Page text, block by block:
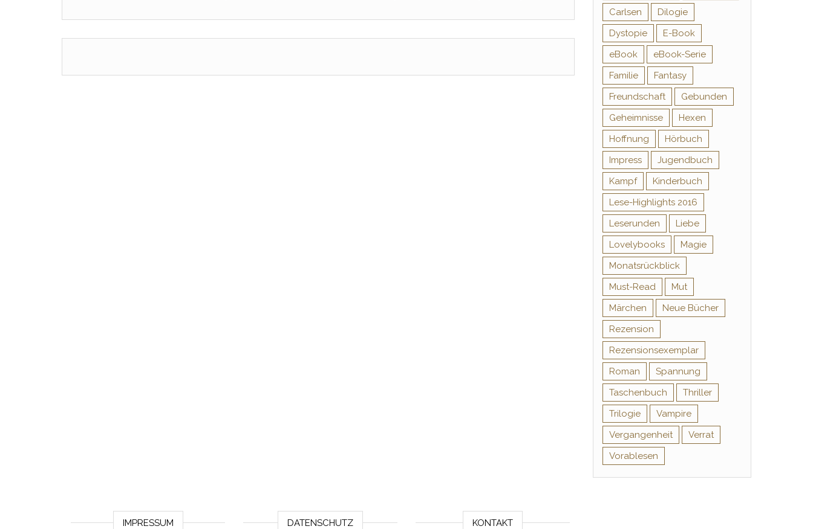
Carlsen
Dilogie
Dystopie
E-Book
eBook
eBook-Serie
Familie
Fantasy
Freundschaft
Gebunden
Geheimnisse
Hexen
Hoffnung
Hörbuch
Impress
Jugendbuch
Kampf
Kinderbuch
Lese-Highlights 2016
Leserunden
Liebe
Lovelybooks
Magie
Monatsrückblick
Must-Read
Mut
Märchen
Neue Bücher
Rezension
Rezensionsexemplar
Roman
Spannung
Taschenbuch
Thriller
Trilogie
Vampire
Vergangenheit
Verrat
Vorablesen
IMPRESSUM DATENSCHUTZ KONTAKT